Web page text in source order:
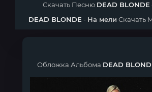
Скачать Песню DEAD BLONDE
DEAD BLONDE - На мели Скачать
Обложка Альбома DEAD